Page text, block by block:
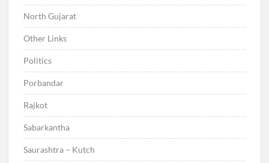
North Gujarat
Other Links
Politics
Porbandar
Rajkot
Sabarkantha
Saurashtra – Kutch